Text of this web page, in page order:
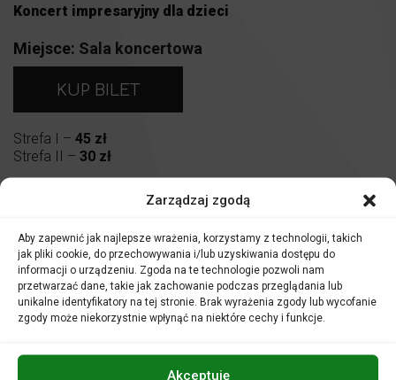
Zarządzaj zgodą
Aby zapewnić jak najlepsze wrażenia, korzystamy z technologii, takich
jak pliki cookie, do przechowywania i/lub uzyskiwania dostępu do
informacji o urządzeniu. Zgoda na te technologie pozwoli nam
przetwarzać dane, takie jak zachowanie podczas przeglądania lub
unikalne identyfikatory na tej stronie. Brak wyrażenia zgody lub wycofanie
zgody może niekorzystnie wpłynąć na niektóre cechy i funkcje.
Akceptuję
Koncert impresaryjny dla dzieci
Miejsce: Sala koncertowa
KUP BILET
Strefa I – 45 zł
Strefa II – 30 zł
Junior Opole Orkiestra
JOO!